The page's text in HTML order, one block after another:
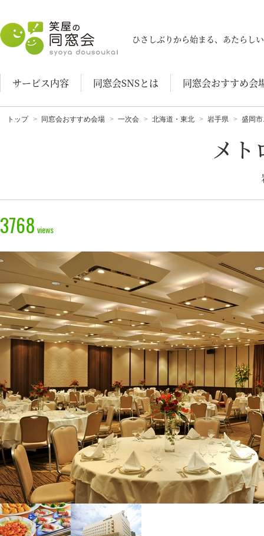
笑屋の同窓会
ひさしぶりから始まる、あたらし
サービス内容 同窓会SNSとは 同窓会おすすめ会
トップ 同窓会おすすめ会場 一次会 北海道・東北 岩手県 盛岡
メト
3768 views